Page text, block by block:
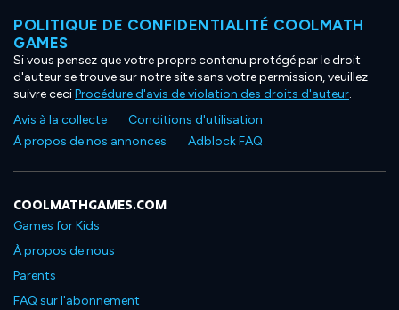
POLITIQUE DE CONFIDENTIALITÉ COOLMATH
GAMES
Si vous pensez que votre propre contenu protégé par le droit
d'auteur se trouve sur notre site sans votre permission, veuillez
suivre ceciProcédure d'avis de violation des droits d'auteur.
Avis à la collecte
Conditions d'utilisation
À propos de nos annonces
Adblock FAQ
COOLMATHGAMES.COM
Games for Kids
À propos de nous
Parents
FAQ sur l'abonnement